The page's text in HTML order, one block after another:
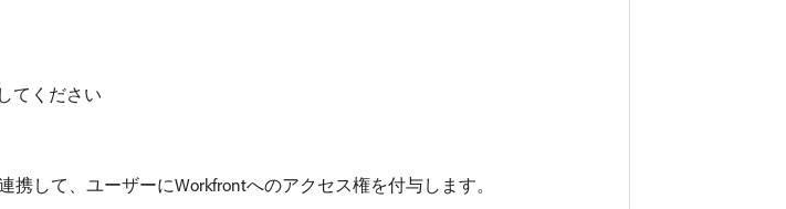
てください
して、ユーザーにWorkfrontへのアクセス権を付与します。